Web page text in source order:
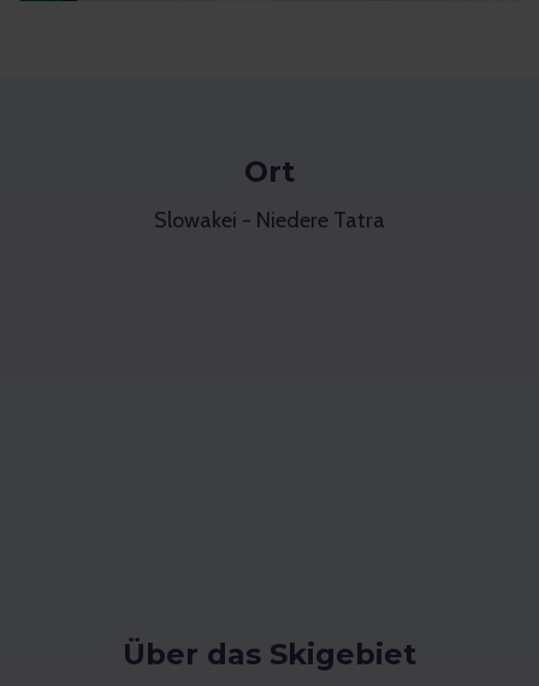
Ort
Slowakei - Niedere Tatra
Über das Skigebiet